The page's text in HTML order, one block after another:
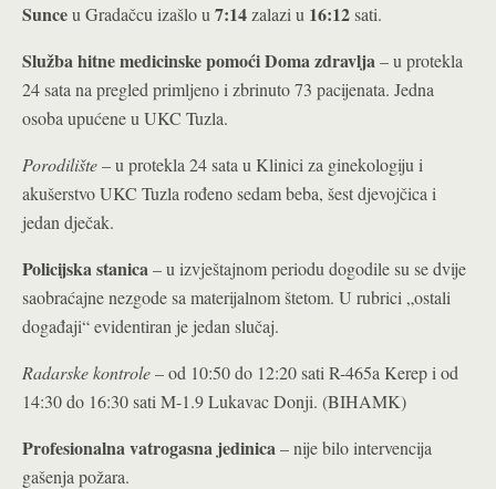
Sunceu Gradačcu izašlo u 7:14zalazi u 16:12sati.
Služba hitne medicinske pomoći Doma zdravlja– u protekla
24 sata na pregled primljeno i zbrinuto 73 pacijenata. Jedna
osoba upućene u UKC Tuzla.
Porodilište– u protekla 24 sata u Klinici za ginekologiju i
akušerstvo UKC Tuzla rođeno sedam beba, šest djevojčica i
jedan dječak.
Policijska stanica– u izvještajnom periodu dogodile su se dvije
saobraćajne nezgode sa materijalnom štetom. U rubrici „ostali
događaji“ evidentiran je jedan slučaj.
Radarske kontrole– od 10:50 do 12:20 sati R-465a Kerep i od
14:30 do 16:30 sati M-1.9 Lukavac Donji. (BIHAMK)
Profesionalna vatrogasna jedinica– nije bilo intervencija
gašenja požara.